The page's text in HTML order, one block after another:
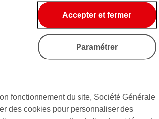
fonctionnement du site, Société Générale
des cookies pour personnaliser des
Accepter et fermer
Paramétrer